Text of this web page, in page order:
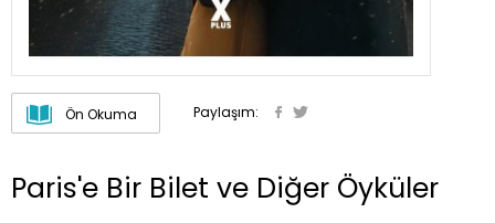
Ön Okuma Paylaşım:
Paris'e Bir Bilet ve Diğer Öyküler